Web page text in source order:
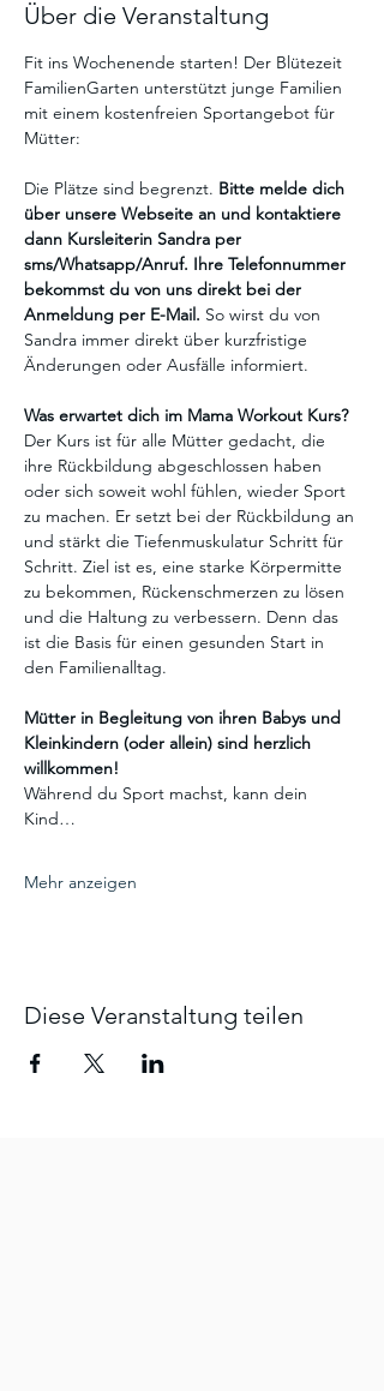
Über die Veranstaltung
Fit ins Wochenende starten! Der Blütezeit
FamilienGarten unterstützt junge Familien
mit einem kostenfreien Sportangebot für
Mütter:
Die Plätze sind begrenzt. Bitte melde dich
über unsere Webseite an und kontaktiere
dann Kursleiterin Sandra per
sms/Whatsapp/Anruf. Ihre Telefonnummer
bekommst du von uns direkt bei der
Anmeldung per E-Mail. So wirst du von
Sandra immer direkt über kurzfristige
Änderungen oder Ausfälle informiert.
Was erwartet dich im Mama Workout Kurs?
Der Kurs ist für alle Mütter gedacht, die
ihre Rückbildung abgeschlossen haben
oder sich soweit wohl fühlen, wieder Sport
zu machen. Er setzt bei der Rückbildung an
und stärkt die Tiefenmuskulatur Schritt für
Schritt. Ziel ist es, eine starke Körpermitte
zu bekommen, Rückenschmerzen zu lösen
und die Haltung zu verbessern. Denn das
ist die Basis für einen gesunden Start in
den Familienalltag.
Mütter in Begleitung von ihren Babys und
Kleinkindern (oder allein) sind herzlich
willkommen!
Während du Sport machst, kann dein
Kind…
Mehr anzeigen
Diese Veranstaltung teilen